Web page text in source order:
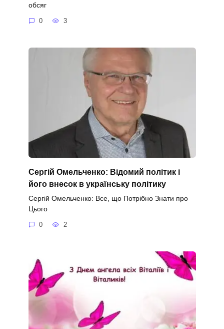
обсяг
0 3
Сергій Омельченко: Відомий політик і
його внесок в українську політику
Сергій Омельченко: Все, що Потрібно Знати про
Цього
0 2